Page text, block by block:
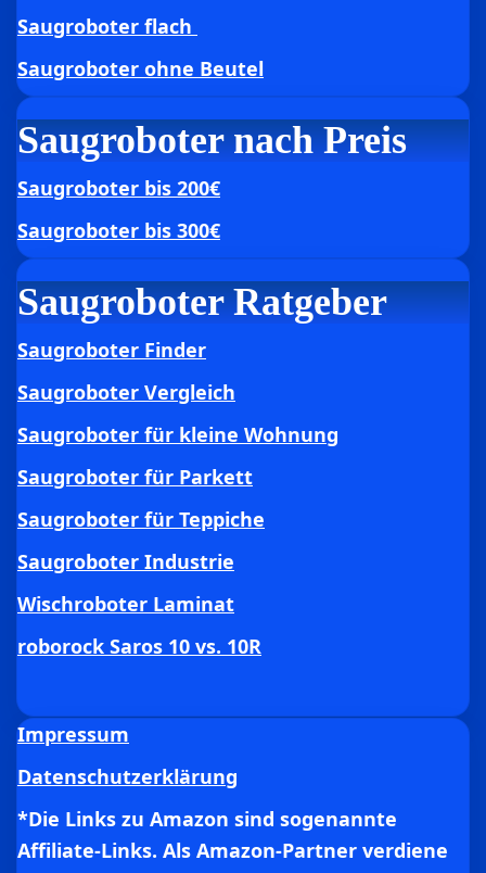
Saugroboter flach
Saugroboter ohne Beutel
Saugroboter nach Preis
Saugroboter bis 200€
Saugroboter bis 300€
Saugroboter Ratgeber
Saugroboter Finder
Saugroboter Vergleich
Saugroboter für kleine Wohnung
Saugroboter für Parkett
Saugroboter für Teppiche
Saugroboter Industrie
Wischroboter Laminat
roborock Saros 10 vs. 10R
Impressum
Datenschutzerklärung
*Die Links zu Amazon sind sogenannte
Affiliate-Links. Als Amazon-Partner verdiene